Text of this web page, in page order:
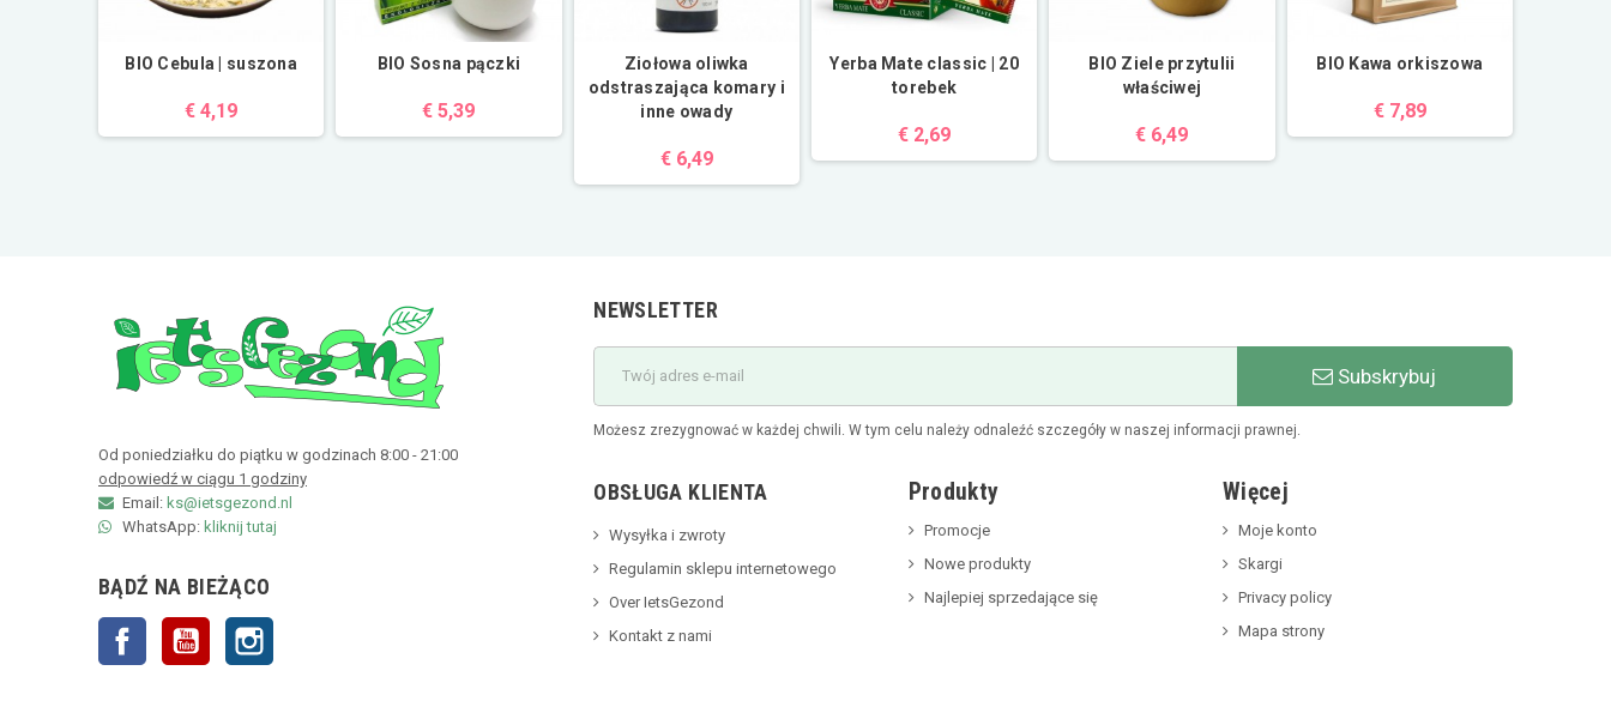
BIO Cebula | suszona
€ 4,19
BIO Sosna pączki
€ 5,39
Ziołowa oliwka
odstraszająca komary i
inne owady
€ 6,49
Yerba Mate classic | 20
torebek
€ 2,69
BIO Ziele przytulii
właściwej
€ 6,49
BIO Kawa orkiszowa
€ 7,89
Od poniedziałku do piątku w godzinach 8:00 - 21:00
odpowiedź w ciągu 1 godziny
Email: ks@ietsgezond.nl
WhatsApp: kliknij tutaj
BĄDŹ NA BIEŻĄCO
Facebook YouTube
NEWSLETTER
Subskrybuj
Możesz zrezygnować w każdej chwili. W tym celu należy odnaleźć szczegóły w naszej informacji prawnej.
OBSŁUGA KLIENTA
Wysyłka i zwroty
Regulamin sklepu internetowego
Over IetsGezond
Kontakt z nami
Produkty
Promocje
Nowe produkty
Najlepiej sprzedające się
Więcej
Moje konto
Skargi
Privacy policy
Mapa strony